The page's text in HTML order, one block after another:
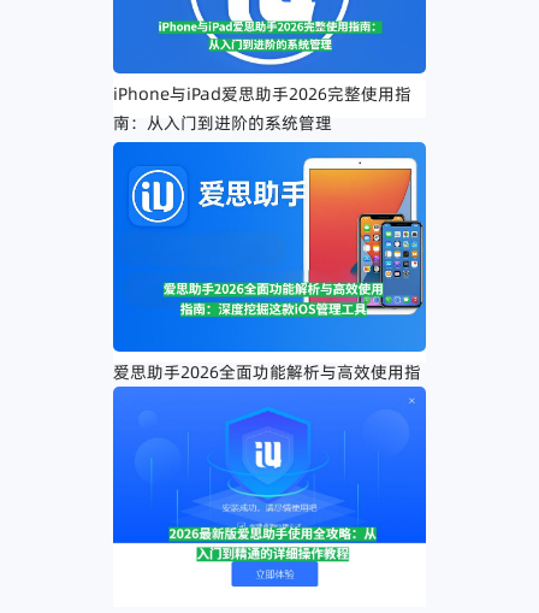
iPhone与iPad爱思助手2026完整使用指
南：从入门到进阶的系统管理
爱思助手2026全面功能解析与高效使用指